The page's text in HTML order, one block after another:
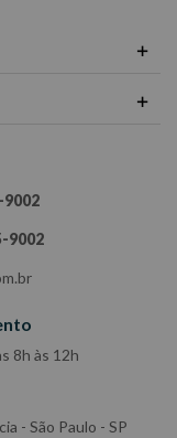
9002
9002
8h às 12h
- São Paulo - SP